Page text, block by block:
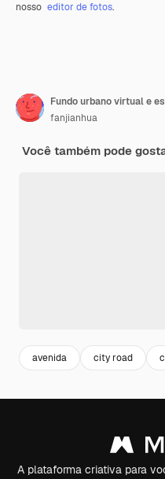
nosso editor de fotos.
Fundo urbano virtual e
fanjianhua
Você também pode
avenida city road
A plataforma criativa para